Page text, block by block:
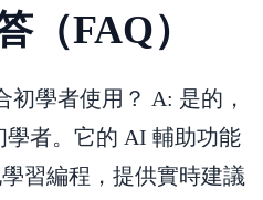
（FAQ）
初學者使用？ A: 是的，
學者。它的 AI 輔助功能
習編程，提供實時建議